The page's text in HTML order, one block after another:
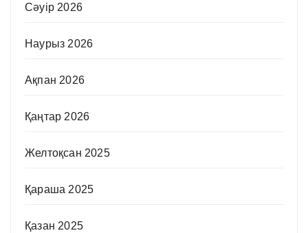
Сәуір 2026
Наурыз 2026
Ақпан 2026
Қаңтар 2026
Желтоқсан 2025
Қараша 2025
Қазан 2025